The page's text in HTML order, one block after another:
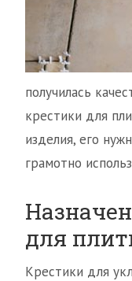
получилась
крестики для
изделия, его
грамотно
для
Крестики для